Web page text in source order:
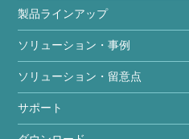
製品ラインアップ
ソリューション・事例
ソリューション・留意点
サポート